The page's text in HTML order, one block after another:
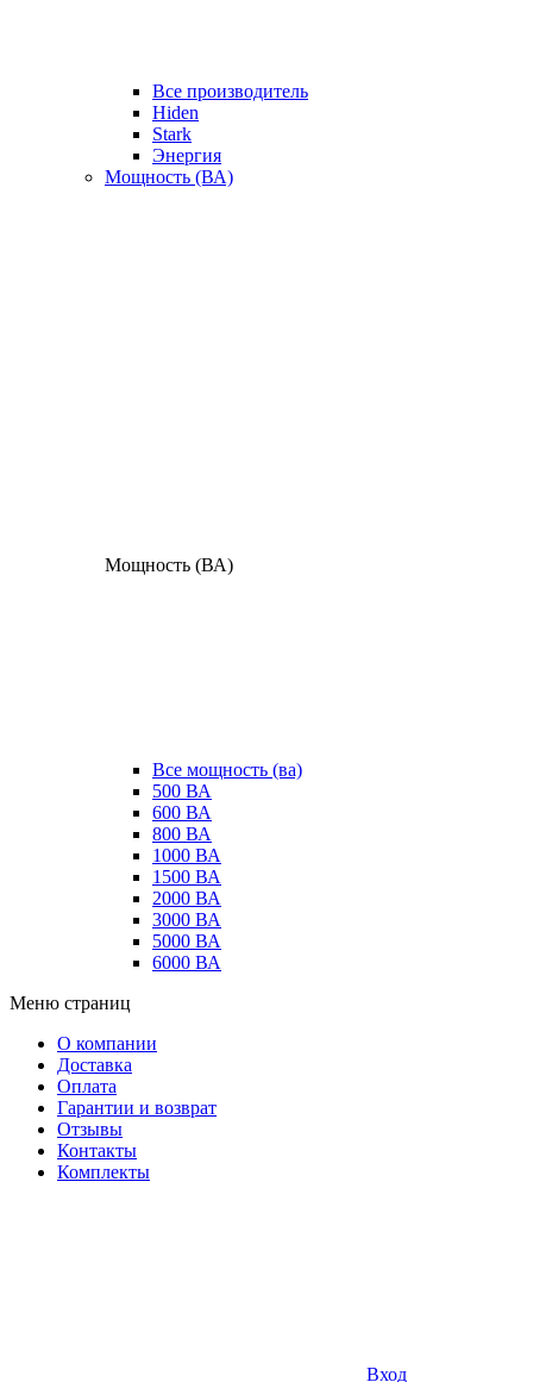
Все производитель
Hiden
Stark
Энергия
Мощность (ВА)
Мощность (ВА)
Все мощность (ва)
500 ВА
600 ВА
800 ВА
1000 ВА
1500 ВА
2000 ВА
3000 ВА
5000 ВА
6000 ВА
Меню страниц
О компании
Доставка
Оплата
Гарантии и возврат
Отзывы
Контакты
Комплекты
Вход